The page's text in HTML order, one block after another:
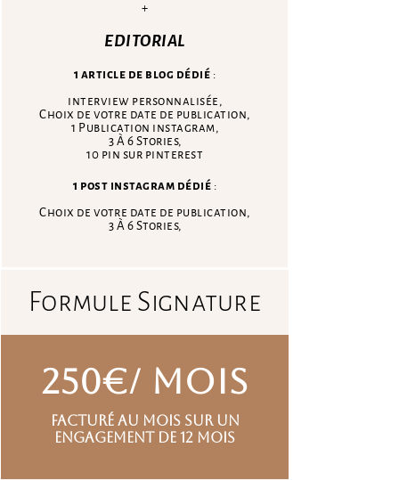
+
EDITORIAL
1 article de blog dédié :
interview personnalisée,
Choix de votre date de publication,
1 Publication instagram,
3 À 6 Stories,
10 pin sur pinterest
1 post instagram dédié :
Choix de votre date de publication,
3 À 6 Stories,
Formule Signature
250€/ mois
facturé au mois sur un
engagement de 12 mois